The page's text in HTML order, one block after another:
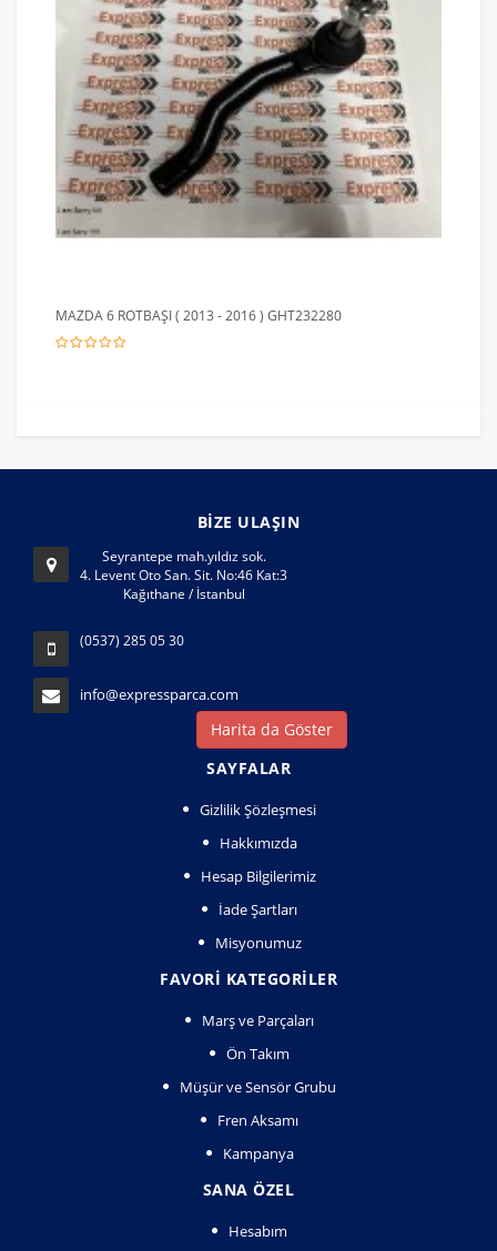
MAZDA 6 ROTBAŞI ( 2013 - 2016 ) GHT232280
BİZE ULAŞIN
Seyrantepe mah.yıldız sok.
4. Levent Oto San. Sit. No:46 Kat:3
Kağıthane / İstanbul
(0537) 285 05 30
info@expressparca.com
Harita da Göster
SAYFALAR
Gizlilik Şözleşmesi
Hakkımızda
Hesap Bilgilerimiz
İade Şartları
Misyonumuz
FAVORI KATEGORILER
Marş ve Parçaları
Ön Takım
Müşür ve Sensör Grubu
Fren Aksamı
Kampanya
SANA ÖZEL
Hesabım